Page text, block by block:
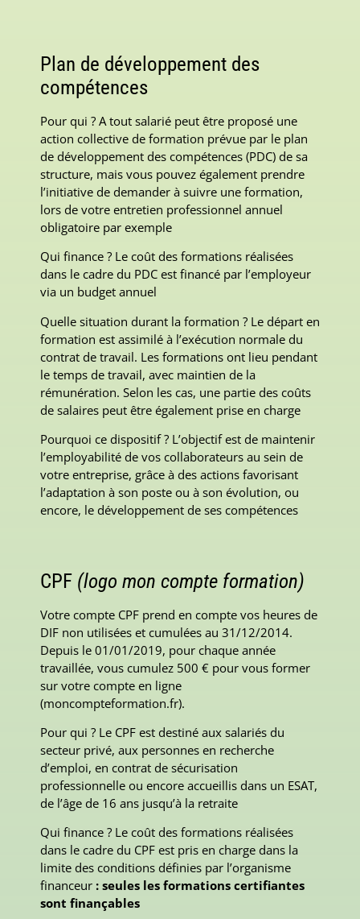
Plan de développement des
compétences
Pour qui ? A tout salarié peut être proposé une
action collective de formation prévue par le plan
de développement des compétences (PDC) de sa
structure, mais vous pouvez également prendre
l’initiative de demander à suivre une formation,
lors de votre entretien professionnel annuel
obligatoire par exemple
Qui finance ? Le coût des formations réalisées
dans le cadre du PDC est financé par l’employeur
via un budget annuel
Quelle situation durant la formation ? Le départ en
formation est assimilé à l’exécution normale du
contrat de travail. Les formations ont lieu pendant
le temps de travail, avec maintien de la
rémunération. Selon les cas, une partie des coûts
de salaires peut être également prise en charge
Pourquoi ce dispositif ? L’objectif est de maintenir
l’employabilité de vos collaborateurs au sein de
votre entreprise, grâce à des actions favorisant
l’adaptation à son poste ou à son évolution, ou
encore, le développement de ses compétences
CPF (logo mon compte formation)
Votre compte CPF prend en compte vos heures de
DIF non utilisées et cumulées au 31/12/2014.
Depuis le 01/01/2019, pour chaque année
travaillée, vous cumulez 500 € pour vous former
sur votre compte en ligne
(moncompteformation.fr).
Pour qui ? Le CPF est destiné aux salariés du
secteur privé, aux personnes en recherche
d’emploi, en contrat de sécurisation
professionnelle ou encore accueillis dans un ESAT,
de l’âge de 16 ans jusqu’à la retraite
Qui finance ? Le coût des formations réalisées
dans le cadre du CPF est pris en charge dans la
limite des conditions définies par l’organisme
financeur : seules les formations certifiantes
sont finançables